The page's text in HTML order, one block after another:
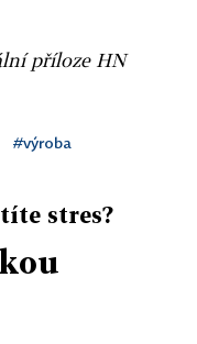
příloze HN
#výroba
stres?